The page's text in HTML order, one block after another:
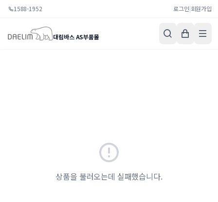
1588-1952 로그인|회원가입
대림바스 AS부품몰
상품을 불러오는데 실패했습니다.